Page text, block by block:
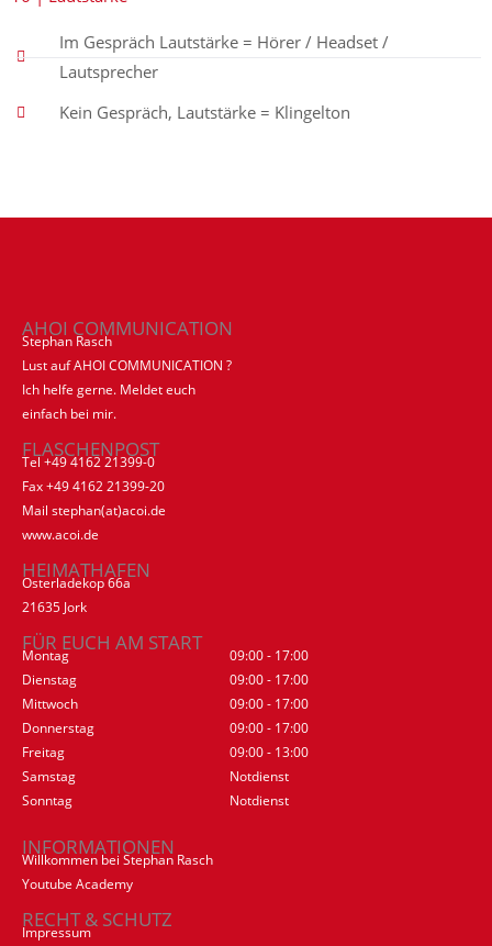
Im Gespräch Lautstärke = Hörer / Headset /
Lautsprecher
Kein Gespräch, Lautstärke = Klingelton
AHOI COMMUNICATION
Stephan Rasch
Lust auf AHOI COMMUNICATION ?
Ich helfe gerne. Meldet euch
einfach bei mir.
FLASCHENPOST
Tel +49 4162 21399-0
Fax +49 4162 21399-20
Mail stephan(at)acoi.de
www.acoi.de
HEIMATHAFEN
Osterladekop 66a
21635 Jork
FÜR EUCH AM START
Montag
09:00 - 17:00
Dienstag
09:00 - 17:00
Mittwoch
09:00 - 17:00
Donnerstag
09:00 - 17:00
Freitag
09:00 - 13:00
Samstag
Notdienst
Sonntag
Notdienst
INFORMATIONEN
Willkommen bei Stephan Rasch
Youtube Academy
RECHT & SCHUTZ
Impressum